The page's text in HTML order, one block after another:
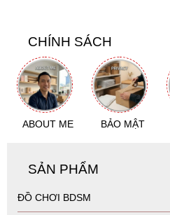
CHÍNH SÁCH
ABOUT ME BẢO MẬT
SẢN PHẨM
ĐỒ CHƠI BDSM